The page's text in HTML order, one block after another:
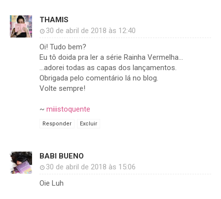
THAMIS
30 de abril de 2018 às 12:40
Oi! Tudo bem?
Eu tô doida pra ler a série Rainha Vermelha...
...adorei todas as capas dos lançamentos.
Obrigada pelo comentário lá no blog.
Volte sempre!
~ miiistoquente
Responder Excluir
BABI BUENO
30 de abril de 2018 às 15:06
Oie Luh